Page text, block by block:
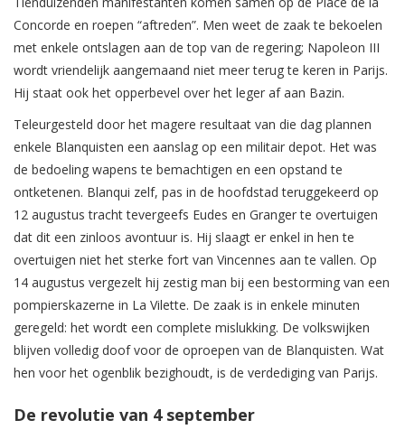
Concorde en roepen “aftreden”. Men weet de zaak te bekoelen
met enkele ontslagen aan de top van de regering; Napoleon III
wordt vriendelijk aangemaand niet meer terug te keren in Parijs.
Hij staat ook het opperbevel over het leger af aan Bazin.
Teleurgesteld door het magere resultaat van die dag plannen
enkele Blanquisten een aanslag op een militair depot. Het was
de bedoeling wapens te bemachtigen en een opstand te
ontketenen. Blanqui zelf, pas in de hoofdstad teruggekeerd op
12 augustus tracht tevergeefs Eudes en Granger te overtuigen
dat dit een zinloos avontuur is. Hij slaagt er enkel in hen te
overtuigen niet het sterke fort van Vincennes aan te vallen. Op
14 augustus vergezelt hij zestig man bij een bestorming van een
pompierskazerne in La Vilette. De zaak is in enkele minuten
geregeld: het wordt een complete mislukking. De volkswijken
blijven volledig doof voor de oproepen van de Blanquisten. Wat
hen voor het ogenblik bezighoudt, is de verdediging van Parijs.
De revolutie van 4 september